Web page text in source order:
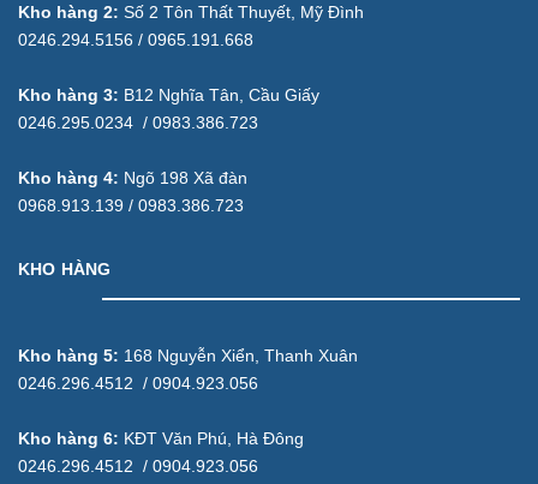
Kho hàng 2: Số 2 Tôn Thất Thuyết, Mỹ Đình
0246.294.5156 / 0965.191.668
Kho hàng 3: B12 Nghĩa Tân, Cầu Giấy
0246.295.0234 / 0983.386.723
Kho hàng 4: Ngõ 198 Xã đàn
0968.913.139 / 0983.386.723
KHO HÀNG
Kho hàng 5: 168 Nguyễn Xiển, Thanh Xuân
0246.296.4512 / 0904.923.056
Kho hàng 6: KĐT Văn Phú, Hà Đông
0246.296.4512 / 0904.923.056